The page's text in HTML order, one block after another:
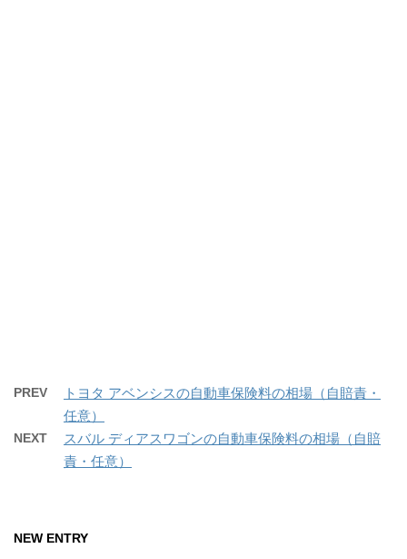
PREV
トヨタ アベンシスの自動車保険料の相場（自賠責・
任意）
NEXT
スバル ディアスワゴンの自動車保険料の相場（自賠
責・任意）
NEW ENTRY